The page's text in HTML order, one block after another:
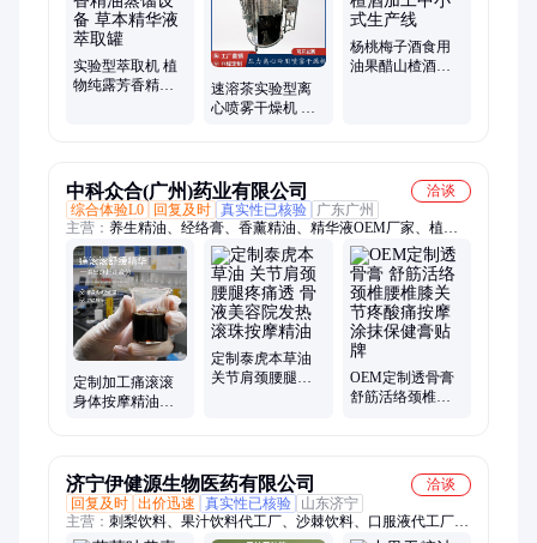
实验型萃取机 植
物纯露芳香精油
速溶茶实验型离
心喷雾干燥机 鸡
杨桃梅子酒食用
油果醋山楂酒加
中科众合(广州)药业有限公司
洽谈
综合体验L0
回复及时 真实性已核验
广东广州
主营： 养生精油、经络膏、香薰精油、精华液OEM厂家、植物
精油、养生药油、人参修护膏、康膜、复方按摩精油、身体保健
按摩膏、疼痛凝胶
定制加工痛滚滚
身体按摩精油生
定制泰虎本草油
关节肩颈腰腿疼
OEM定制透骨膏
舒筋活络颈椎腰
济宁伊健源生物医药有限公司
洽谈
回复及时 出价迅速 真实性已核验
山东济宁
主营： 刺梨饮料、果汁饮料代工厂、沙棘饮料、口服液代工厂、